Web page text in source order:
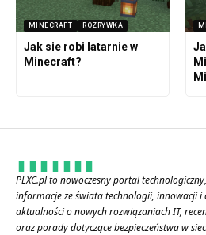
MINECRAFT ROZRYWKA
Jak sie robi latarnie w
Minecraft?
PLXC.pl to nowoczesny portal
informacje ze świata technologii, innowacji i
aktualności o nowych rozwiązaniach IT,
oraz porady dotyczące bezpieczeństwa w